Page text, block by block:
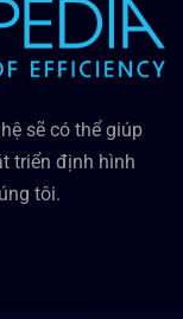
sẽ có thể giúp
triển định hình
tôi.